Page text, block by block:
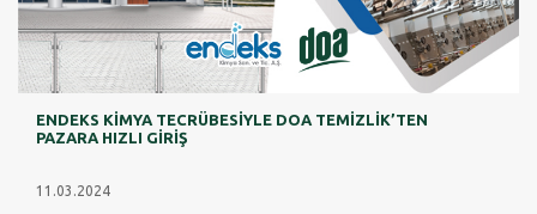
ENDEKS KİMYA TECRÜBESİYLE DOA TEMİZLİK’TEN
PAZARA HIZLI GİRİŞ
11.03.2024